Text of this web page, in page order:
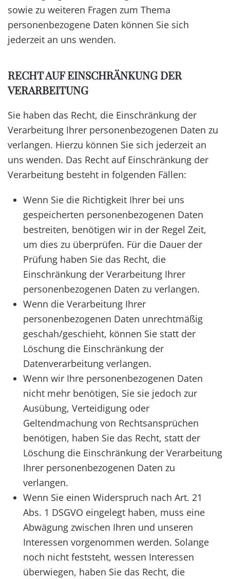
sowie zu weiteren Fragen zum Thema
personenbezogene Daten können Sie sich
jederzeit an uns wenden.
RECHT AUF EINSCHRÄNKUNG DER
VERARBEITUNG
Sie haben das Recht, die Einschränkung der
Verarbeitung Ihrer personenbezogenen Daten zu
verlangen. Hierzu können Sie sich jederzeit an
uns wenden. Das Recht auf Einschränkung der
Verarbeitung besteht in folgenden Fällen:
Wenn Sie die Richtigkeit Ihrer bei uns
gespeicherten personenbezogenen Daten
bestreiten, benötigen wir in der Regel Zeit,
um dies zu überprüfen. Für die Dauer der
Prüfung haben Sie das Recht, die
Einschränkung der Verarbeitung Ihrer
personenbezogenen Daten zu verlangen.
Wenn die Verarbeitung Ihrer
personenbezogenen Daten unrechtmäßig
geschah/geschieht, können Sie statt der
Löschung die Einschränkung der
Datenverarbeitung verlangen.
Wenn wir Ihre personenbezogenen Daten
nicht mehr benötigen, Sie sie jedoch zur
Ausübung, Verteidigung oder
Geltendmachung von Rechtsansprüchen
benötigen, haben Sie das Recht, statt der
Löschung die Einschränkung der Verarbeitung
Ihrer personenbezogenen Daten zu
verlangen.
Wenn Sie einen Widerspruch nach Art. 21
Abs. 1 DSGVO eingelegt haben, muss eine
Abwägung zwischen Ihren und unseren
Interessen vorgenommen werden. Solange
noch nicht feststeht, wessen Interessen
überwiegen, haben Sie das Recht, die